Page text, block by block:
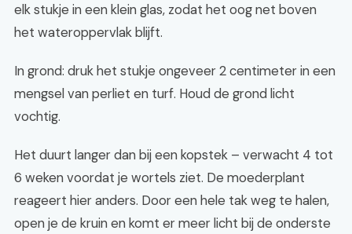
elk stukje in een klein glas, zodat het oog net boven
het wateroppervlak blijft.
In grond: druk het stukje ongeveer 2 centimeter in een
mengsel van perliet en turf. Houd de grond licht
vochtig.
Het duurt langer dan bij een kopstek – verwacht 4 tot
6 weken voordat je wortels ziet. De moederplant
reageert hier anders. Door een hele tak weg te halen,
open je de kruin en komt er meer licht bij de onderste